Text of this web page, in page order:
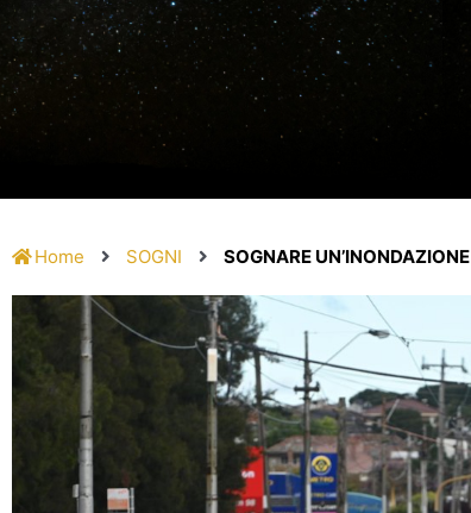
Home SOGNI SOGNARE UN’INONDAZIONE